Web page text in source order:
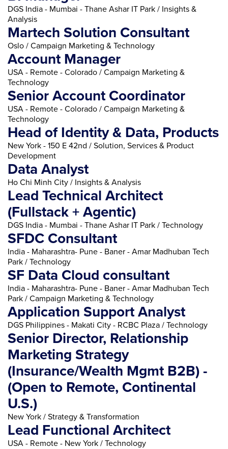
DGS India - Mumbai - Thane Ashar IT Park / Insights &
Analysis
Martech Solution Consultant
Oslo / Campaign Marketing & Technology
Account Manager
USA - Remote - Colorado / Campaign Marketing &
Technology
Senior Account Coordinator
USA - Remote - Colorado / Campaign Marketing &
Technology
Head of Identity & Data, Products
New York - 150 E 42nd / Solution, Services & Product
Development
Data Analyst
Ho Chi Minh City / Insights & Analysis
Lead Technical Architect
(Fullstack + Agentic)
DGS India - Mumbai - Thane Ashar IT Park / Technology
SFDC Consultant
India - Maharashtra- Pune - Baner - Amar Madhuban Tech
Park / Technology
SF Data Cloud consultant
India - Maharashtra- Pune - Baner - Amar Madhuban Tech
Park / Campaign Marketing & Technology
Application Support Analyst
DGS Philippines - Makati City - RCBC Plaza / Technology
Senior Director, Relationship
Marketing Strategy
(Insurance/Wealth Mgmt B2B) -
(Open to Remote, Continental
U.S.)
New York / Strategy & Transformation
Lead Functional Architect
USA - Remote - New York / Technology